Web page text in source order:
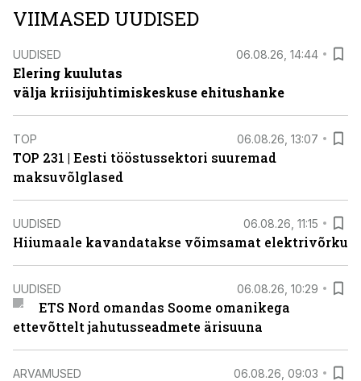
VIIMASED UUDISED
UUDISED 06.08.26, 14:44
Elering kuulutas
välja kriisijuhtimiskeskuse ehitushanke
TOP 06.08.26, 13:07
TOP 231 | Eesti tööstussektori suuremad
maksuvõlglased
UUDISED 06.08.26, 11:15
Hiiumaale kavandatakse võimsamat elektrivõrku
UUDISED 06.08.26, 10:29
ETS Nord omandas Soome omanikega
ettevõttelt jahutusseadmete ärisuuna
ARVAMUSED 06.08.26, 09:03